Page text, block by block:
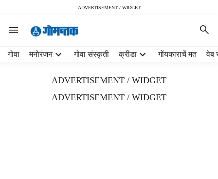
ADVERTISEMENT / WIDGET
गोवा मनोरंजन गोवा संस्कृती क्रीडा गोंयकाराचें मत वेब
ADVERTISEMENT / WIDGET
ADVERTISEMENT / WIDGET